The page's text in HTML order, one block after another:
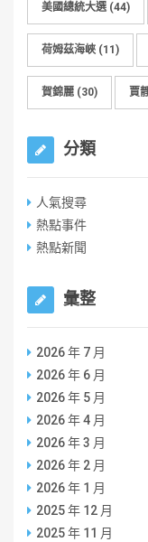
美國總統大選(44)
荷姆茲海峽 (11)
賀錦麗 (30) 賈
分類
人氣搜尋
熱點事件
熱點新聞
彙整
2026 年 7 月
2026 年 6 月
2026 年 5 月
2026 年 4 月
2026 年 3 月
2026 年 2 月
2026 年 1 月
2025 年 12 月
2025 年 11 月